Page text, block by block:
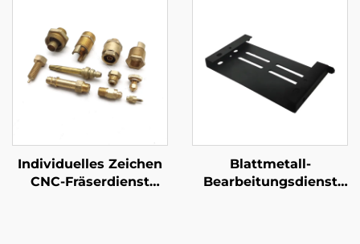
Individuelles Zeichen
CNC-Fräserdienst
Blattmetall-
Bearbeitungsdienst